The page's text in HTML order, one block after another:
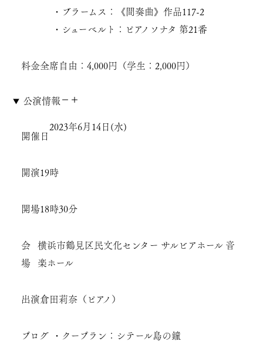
・ブラームス：《間奏曲》作品117-2
・シューベルト：ピアノソナタ 第21番
料金全席自由：4,000円（学生：2,000円）
公演情報
開催日
2023年6月14日(水)
開演19時
開場18時30分
会
場
横浜市鶴見区民文化センター サルビアホール 音
楽ホール
出演倉田莉奈（ピアノ）
プログ
・クープラン：シテール島の鐘